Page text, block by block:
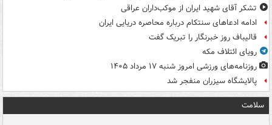
تشکر آقای شهید ایران از موکب‌داران عراقی
ادامه ادعاهای سنتکام درباره محاصره دریایی ایران
قالیباف روز خبرنگار را تبریک گفت
رویای ائتلاف مکه
روزنامه‌های ورزشی امروز ‌شنبه ۱۷ مرداد ۱۴۰۵
پالایشگاه سیزران منفجر شد
سلامت